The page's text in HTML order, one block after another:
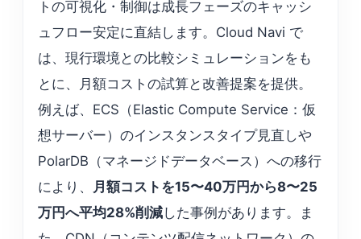
トの可視化・制御は成長フェーズのキャッシ
ュフロー安定に直結します。Cloud Navi で
は、現行環境との比較シミュレーションをも
とに、月額コストの試算と改善提案を提供。
例えば、ECS（Elastic Compute Service：仮
想サーバー）のインスタンスタイプ見直しや
PolarDB（マネージドデータベース）への移行
により、
月額コストを15〜40万円から8〜25
万円へ平均28%削減した事例があります。ま